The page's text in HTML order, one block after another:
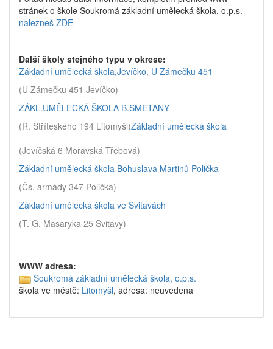
stránek o škole Soukromá základní umělecká škola, o.p.s.
nalezneš ZDE
Další školy stejného typu v okrese:
Základní umělecká škola,Jevíčko, U Zámečku 451
(U Zámečku 451 Jevíčko)
ZÁKL.UMĚLECKÁ ŠKOLA B.SMETANY
(R. Stříteského 194 Litomyšl)Základní umělecká škola
(Jevíčská 6 Moravská Třebová)
Základní umělecká škola Bohuslava Martinů Polička
(Čs. armády 347 Polička)
Základní umělecká škola ve Svitavách
(T. G. Masaryka 25 Svitavy)
WWW adresa:
Soukromá základní umělecká škola, o.p.s.
škola ve městě: Litomyšl, adresa: neuvedena